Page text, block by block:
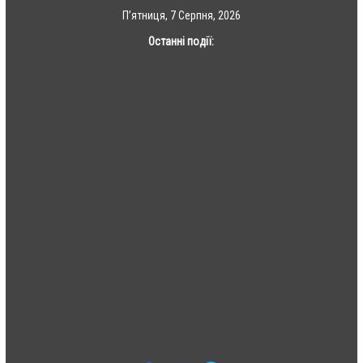
П’ятниця, 7 Серпня, 2026
Останні події: